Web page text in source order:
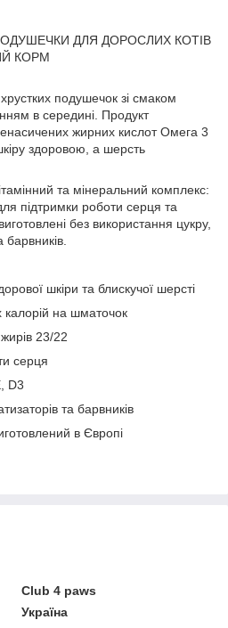
ДЛЯ ДОРОСЛИХ КОТІВ
КОРМ
подушечок зі смаком
в середині. Продукт
жирних кислот Омега 3
здоровою, а шерсть
та мінеральний комплекс:
підтримки роботи серця та
без використання цукру,
шкіри та блискучої шерсті
на шматочок
23/22
серця
D3
та барвників
в Європі
Club 4 paws
Україна